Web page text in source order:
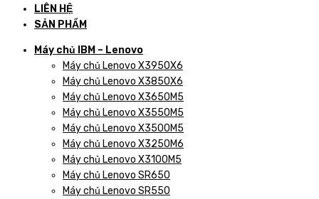
LIÊN HỆ
SẢN PHẨM
Máy chủ IBM – Lenovo
Máy chủ Lenovo X3950X6
Máy chủ Lenovo X3850X6
Máy chủ Lenovo X3650M5
Máy chủ Lenovo X3550M5
Máy chủ Lenovo X3500M5
Máy chủ Lenovo X3250M6
Máy chủ Lenovo X3100M5
Máy chủ Lenovo SR650
Máy chủ Lenovo SR550